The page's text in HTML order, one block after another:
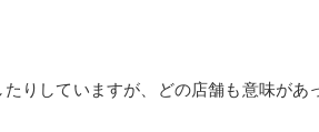
りしていますが、どの店舗も意味があ